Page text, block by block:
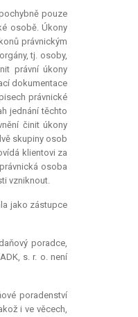
pouze
osobě. Úkony
právnickým
tj. osoby,
právní úkony
dokumentace
právnické
jednání těchto
činit úkony
skupiny osob
klientovi za
osoba
vzniknout.
jako zástupce
poradce,
s. r. o. není
poradenství
i ve věcech,